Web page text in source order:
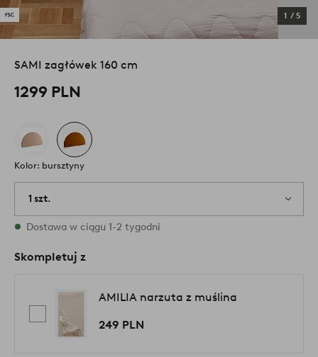
1 / 5
SAMI zagłówek 160 cm
1299 PLN
Kolor: bursztyny
1 szt.
W magazynie
Dostawa w ciągu 1-2 tygodni
Skompletuj z
AMILIA narzuta z muślina
249 PLN